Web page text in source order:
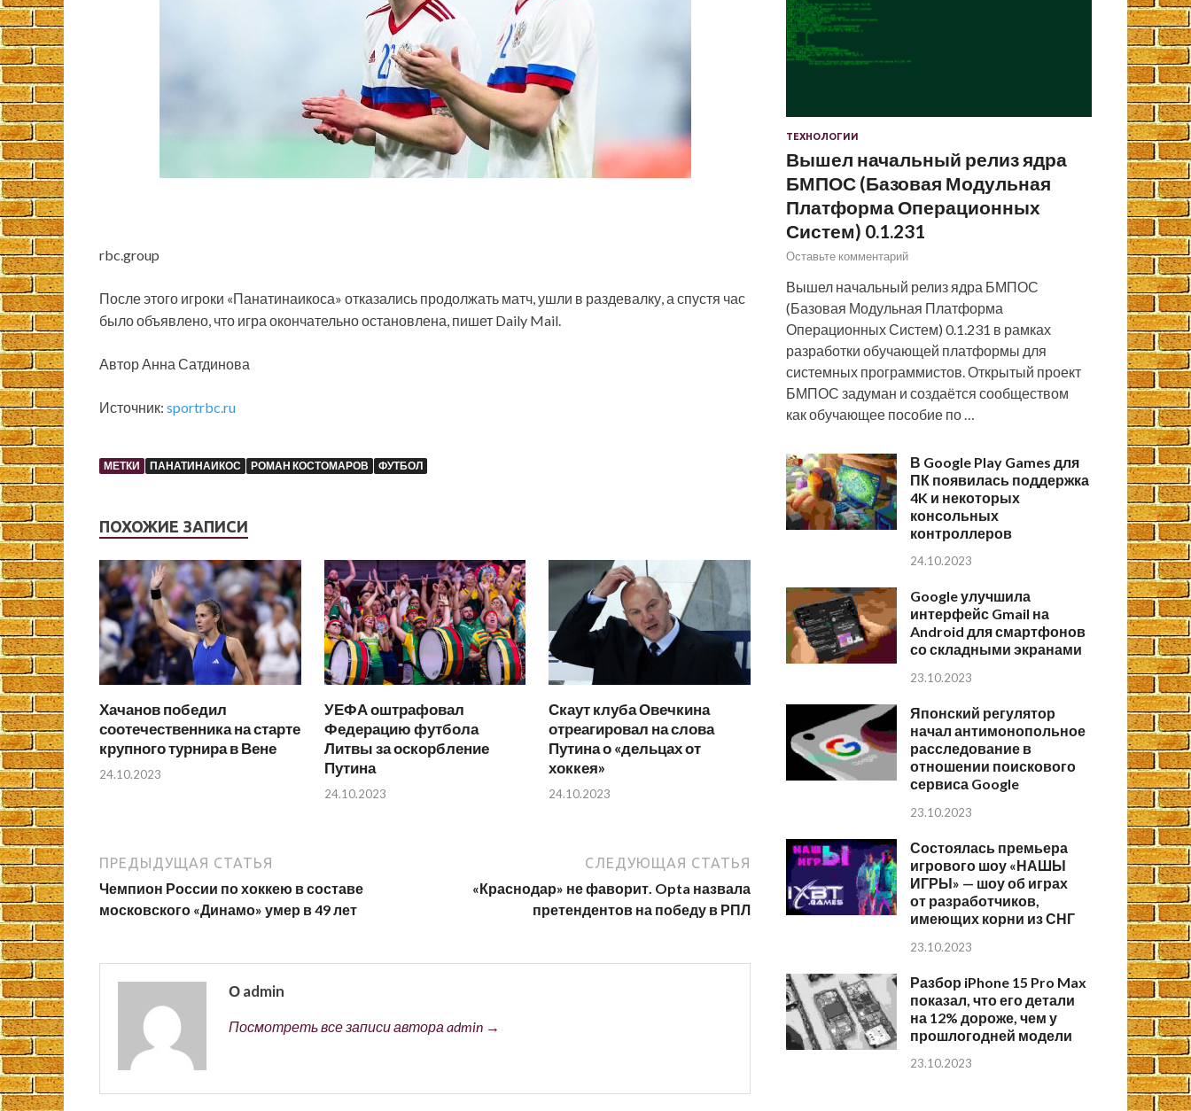
rbc.group
После этого игроки «Панатинаикоса» отказались продолжать матч, ушли в раздевалку, а спустя час
было объявлено, что игра окончательно остановлена, пишет Daily Mail.
Автор Анна Сатдинова
Источник: sportrbc.ru
МЕТКИ ПАНАТИНАИКОС РОМАН КОСТОМАРОВ ФУТБОЛ
ПОХОЖИЕ ЗАПИСИ
Хачанов победил
соотечественника на старте
крупного турнира в Вене
24.10.2023
УЕФА оштрафовал
Федерацию футбола
Литвы за оскорбление
Путина
24.10.2023
Скаут клуба Овечкина
отреагировал на слова
Путина о «дельцах от
хоккея»
24.10.2023
ПРЕДЫДУЩАЯ СТАТЬЯ
Чемпион России по хоккею в составе
московского «Динамо» умер в 49 лет
СЛЕДУЮЩАЯ СТАТЬЯ
«Краснодар» не фаворит. Opta назвала
претендентов на победу в РПЛ
О admin
Посмотреть все записи автора admin →
ТЕХНОЛОГИИ
Вышел начальный релиз ядра
БМПОС (Базовая Модульная
Платформа Операционных
Систем) 0.1.231
Оставьте комментарий
Вышел начальный релиз ядра БМПОС
(Базовая Модульная Платформа
Операционных Систем) 0.1.231 в рамках
разработки обучающей платформы для
системных программистов. Открытый проект
БМПОС задуман и создаётся сообществом
как обучающее пособие по …
В Google Play Games для
ПК появилась поддержка
4K и некоторых
консольных
контроллеров
24.10.2023
Google улучшила
интерфейс Gmail на
Android для смартфонов
со складными экранами
23.10.2023
Японский регулятор
начал антимонопольное
расследование в
отношении поискового
сервиса Google
23.10.2023
Состоялась премьера
игрового шоу «НАШЫ
ИГРЫ» — шоу об играх
от разработчиков,
имеющих корни из СНГ
23.10.2023
Разбор iPhone 15 Pro Max
показал, что его детали
на 12% дороже, чем у
прошлогодней модели
23.10.2023